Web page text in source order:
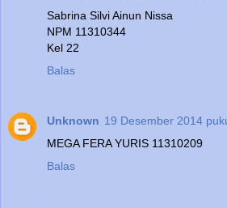
Sabrina Silvi Ainun Nissa
NPM 11310344
Kel 22
Balas
Unknown 19 Desember 2014
MEGA FERA YURIS 11310209
Balas